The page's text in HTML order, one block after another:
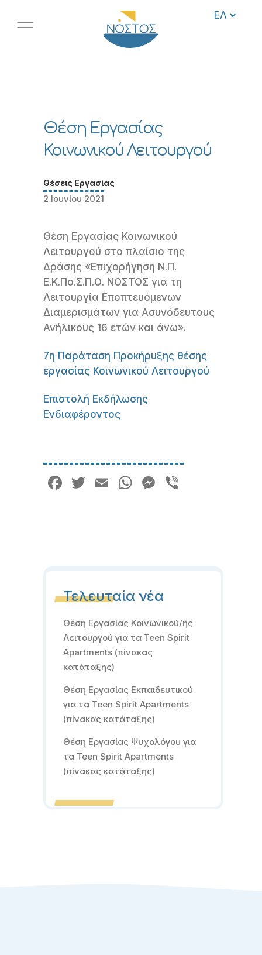
Θέση Εργασίας
Κοινωνικού Λειτουργού
Θέσεις Εργασίας
2 Ιουνίου 2021
Θέση Εργασίας Κοινωνικού
Λειτουργού στο πλαίσιο της
Δράσης «Επιχορήγηση Ν.Π.
Ε.Κ.Πο.Σ.Π.Ο. ΝΟΣΤΟΣ για τη
Λειτουργία Εποπτευόμενων
Διαμερισμάτων για Ασυνόδευτους
Ανήλικους 16 ετών και άνω».
7η Παράταση Προκήρυξης θέσης
εργασίας Κοινωνικού Λειτουργού
Επιστολή Εκδήλωσης
Ενδιαφέροντος
Facebook
Twitter
EmailWhatsApp
Messenger
Τελευταία νέα
Θέση Εργασίας Κοινωνικού/ής
Λειτουργού για τα Teen Spirit
Apartments (πίνακας
κατάταξης)
Θέση Εργασίας Εκπαιδευτικού
για τα Teen Spirit Apartments
(πίνακας κατάταξης)
Θέση Εργασίας Ψυχολόγου για
τα Teen Spirit Apartments
(πίνακας κατάταξης)